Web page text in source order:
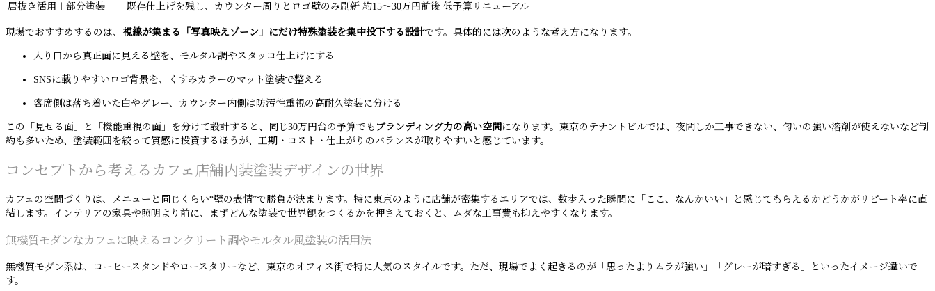
居抜き活用＋部分塗装
既存仕上げを残し、カウンター周りとロゴ壁のみ刷新 約15〜30万円前後 低予算リニューアル
現場でおすすめするのは、 視線が集まる「写真映えゾーン」にだけ特殊塗装を集中投下する設計です。具体的には次のような考え方になります。
入り口から真正面に見える壁を、モルタル調やスタッコ仕上げにする
SNSに載りやすいロゴ背景を、くすみカラーのマット塗装で整える
客席側は落ち着いた白やグレー、カウンター内側は防汚性重視の高耐久塗装に分ける
この「見せる面」と「機能重視の面」を分けて設計すると、同じ30万円台の予算でも ブランディング力の高い空間になります。東京のテナントビルでは、夜間しか工事できない、匂いの強い溶剤が使えないなど制
約も多いため、塗装範囲を絞って質感に投資するほうが、工期・コスト・仕上がりのバランスが取りやすいと感じています。
コンセプトから考えるカフェ店舗内装塗装デザインの世界
カフェの空間づくりは、メニューと同じくらい“壁の表情”で勝負が決まります。特に東京のように店舗が密集するエリアでは、数歩入った瞬間に「ここ、なんかいい」と感じてもらえるかどうかがリピート率に直
結します。インテリアの家具や照明より前に、まずどんな塗装で世界観をつくるかを押さえておくと、ムダな工事費も抑えやすくなります。
無機質モダンなカフェに映えるコンクリート調やモルタル風塗装の活用法
無機質モダン系は、コーヒースタンドやロースタリーなど、東京のオフィス街で特に人気のスタイルです。ただ、現場でよく起きるのが「思ったよりムラが強い」「グレーが暗すぎる」といったイメージ違いで
す。